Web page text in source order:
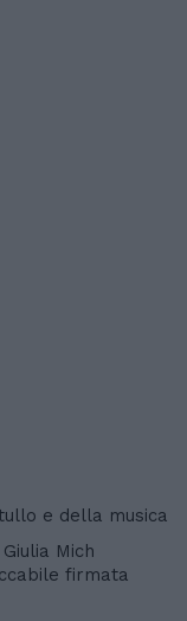
e della musica
Mich
firmata